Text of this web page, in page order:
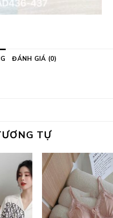
ĐÁNH GIÁ (0)
TỰ